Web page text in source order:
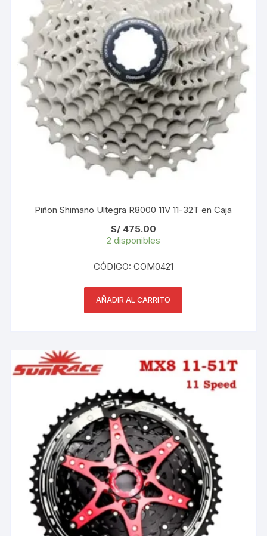
Piñon Shimano Ultegra R8000 11V 11-32T en Caja
S/475.00
2 disponibles
CÓDIGO: COM0421
AÑADIR AL CARRITO